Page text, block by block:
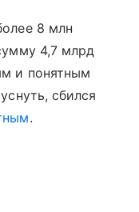
8 млн
4,7 млрд
и понятным
сбился
.